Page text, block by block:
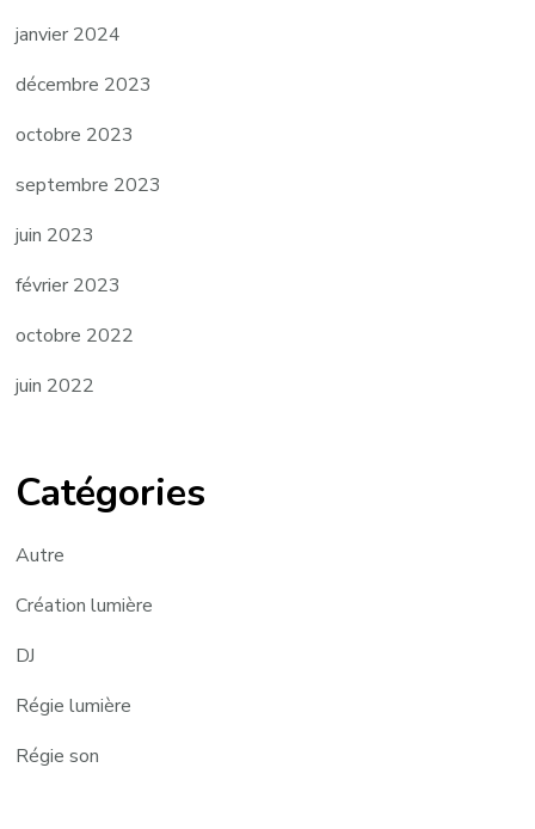
janvier 2024
décembre 2023
octobre 2023
septembre 2023
juin 2023
février 2023
octobre 2022
juin 2022
Catégories
Autre
Création lumière
DJ
Régie lumière
Régie son